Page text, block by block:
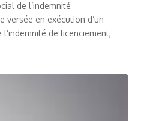
de l’indemnité
versée en exécution d’un
de licenciement,